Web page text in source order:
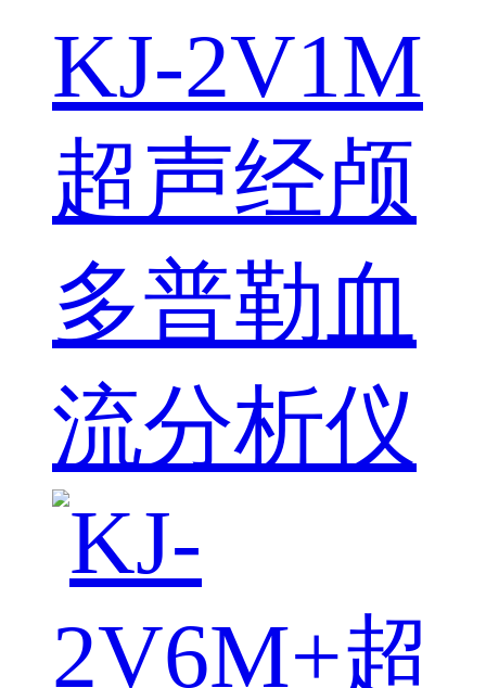
KJ-2V1M
超声经颅
多普勒血
流分析仪